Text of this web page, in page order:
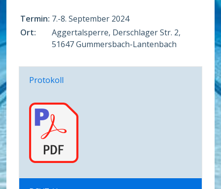
Termin: 7.-8. September 2024
Ort:
Aggertalsperre, Derschlager Str. 2,
51647 Gummersbach-Lantenbach
Protokoll